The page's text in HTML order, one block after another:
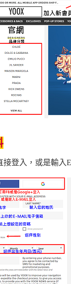
登入，或是輸入